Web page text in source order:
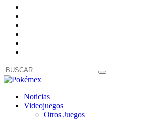
Noticias
Videojuegos
Otros Juegos